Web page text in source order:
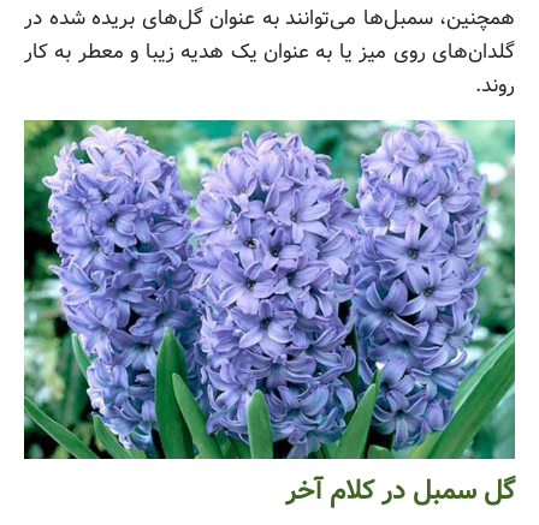
همچنین، سمبل‌ها می‌توانند به عنوان گل‌های بریده شده در
گلدان‌های روی میز یا به عنوان یک هدیه زیبا و معطر به کار
روند.
گل سمبل در کلام آخر